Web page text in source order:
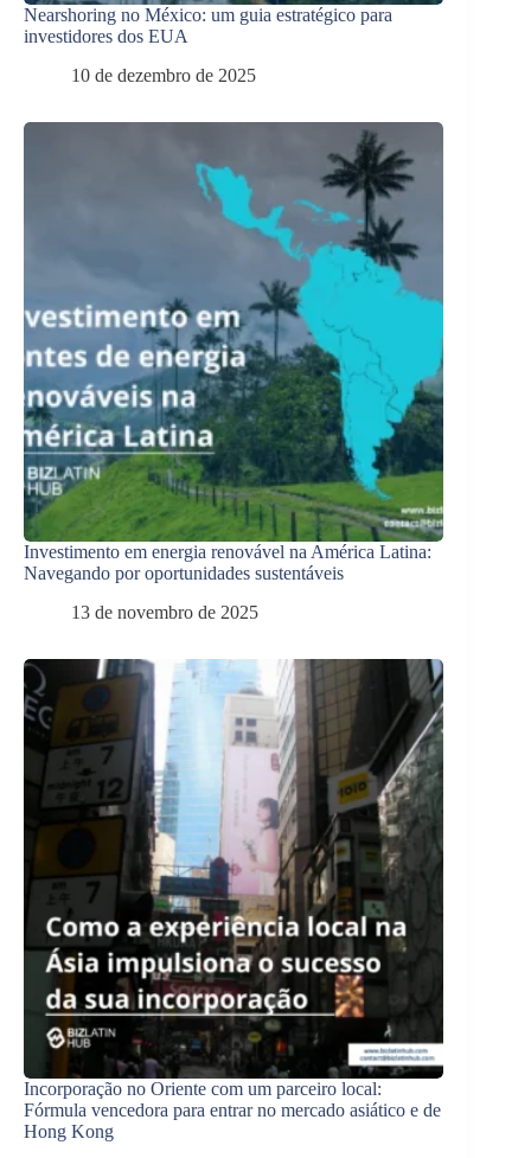
Nearshoring no México: um guia estratégico para
investidores dos EUA
10 de dezembro de 2025
Investimento em energia renovável na América Latina:
Navegando por oportunidades sustentáveis
13 de novembro de 2025
Incorporação no Oriente com um parceiro local:
Fórmula vencedora para entrar no mercado asiático e de
Hong Kong